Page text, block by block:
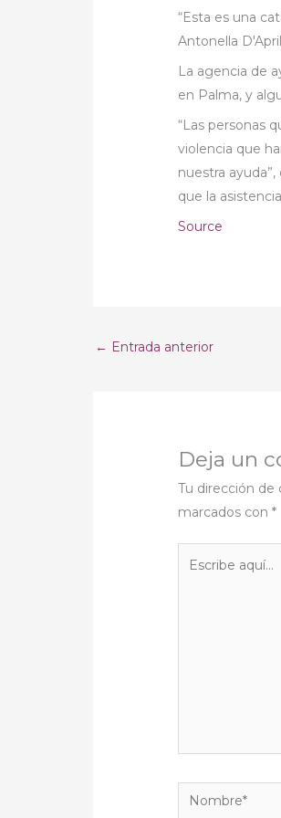
“Esta es una
Antonella
La agencia de
en Palma, y
“Las personas
violencia que
nuestra ayuda”,
que la
Source
← Entrada anterior
Deja un
Tu dirección de
marcados con*
Nombre*